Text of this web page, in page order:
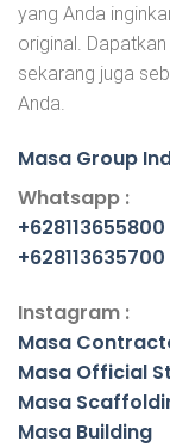
yang Anda
original.
sekarang juga
Anda.
Masa Group
Whatsapp :
+628113655800
+628113635700
Instagram :
Masa
Masa Official
Masa
Masa Building